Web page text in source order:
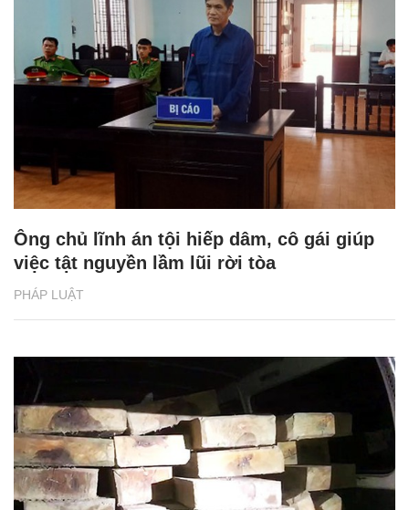
PHÁP LUẬT
Ông chủ lĩnh án tội hiếp dâm, cô gái giúp
việc tật nguyền lầm lũi rời tòa